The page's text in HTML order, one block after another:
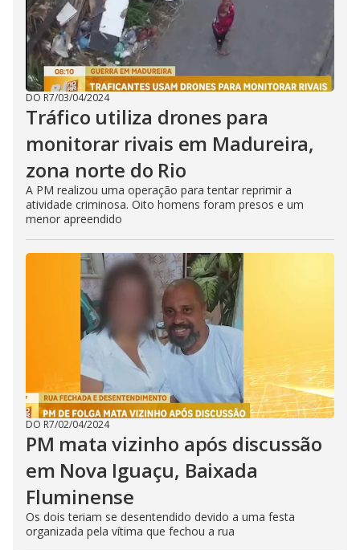
DO R7/03/04/2024
Tráfico utiliza drones para
monitorar rivais em Madureira,
zona norte do Rio
A PM realizou uma operação para tentar reprimir a
atividade criminosa. Oito homens foram presos e um
menor apreendido
DO R7/02/04/2024
PM mata vizinho após discussão
em Nova Iguaçu, Baixada
Fluminense
Os dois teriam se desentendido devido a uma festa
organizada pela vítima que fechou a rua